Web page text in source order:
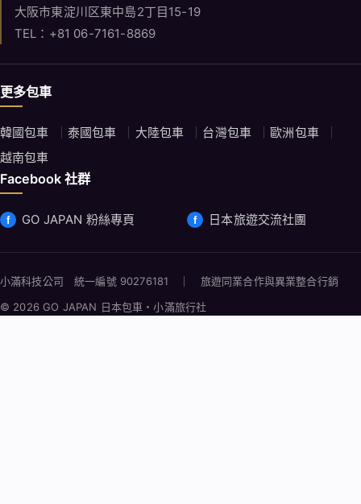
大阪市東淀川区東中島2丁目15-19
TEL：+81 06-7161-8869
更多包車
韓國包車 泰國包車 大陸包車 台灣包車
歐洲包車
越南包車
Facebook 社群
GO JAPAN 粉絲專頁 日本旅遊交流社團
小滿科技公司 統一編號 90276181 ｜ 旅遊同業合作與異業整合行銷
© 2026 GO JAPAN 日本包車・小滿旅行社